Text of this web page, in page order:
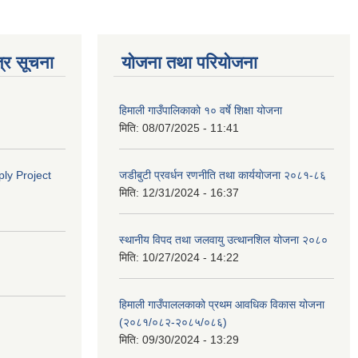
सूचना
Project
योजना तथा परियोजना
हिमाली गाउँपालिकाको १० वर्षे शिक्षा योजना
मिति: 08/07/2025 - 11:41
जडीबुटी प्रवर्धन रणनीति तथा कार्ययाेजना २०८१-८६
मिति: 12/31/2024 - 16:37
स्थानीय विपद तथा जलवायु उत्थानशिल योजना २०८०
मिति: 10/27/2024 - 14:22
हिमाली गाउँपाललकाको प्रथम आवधिक विकास योजना
(२०८१/०८२-२०८५/०८६)
मिति: 09/30/2024 - 13:29